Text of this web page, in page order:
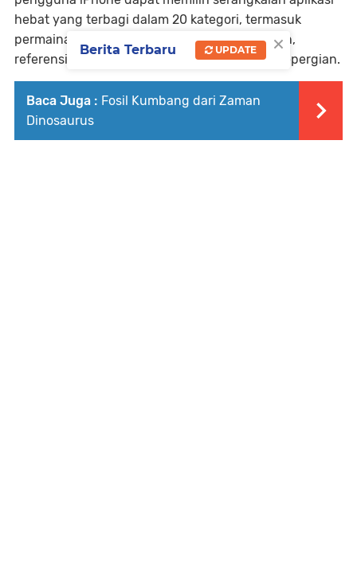
hebat yang terbagi dalam 20 kategori, termasuk
permainan, bisnis, berita, olah raga, kesehatan,
referensi dan juga aplikasi untuk keperluan bepergian.
Baca Juga : Fosil Kumbang dari Zaman
Dinosaurus
×
Berita Terbaru UPDATE